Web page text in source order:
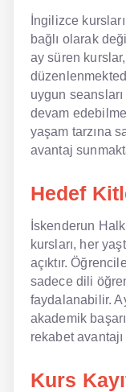
İngilizce
bağlı olarak
ay süren
uygun
devam
yaşam tarzına
avantaj
Hedef
İskenderun
kursları, her
açıktır.
sadece dili
faydalanabilir.
akademik
rekabet
Kurs